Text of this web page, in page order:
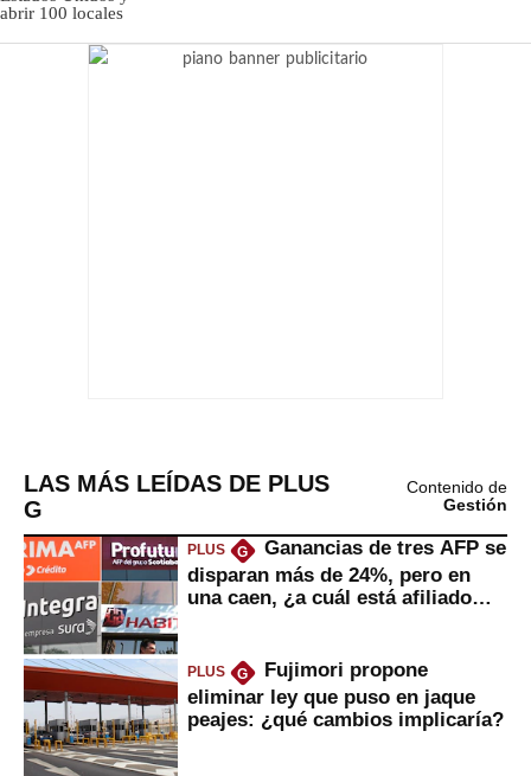
LAS MÁS LEÍDAS DE PLUS
G
Contenido de
Gestión
PLUS G
Ganancias de tres AFP se
disparan más de 24%, pero en
una caen, ¿a cuál está afiliado
PLUS G
Fujimori propone
eliminar ley que puso en jaque
peajes: ¿qué cambios implicaría?